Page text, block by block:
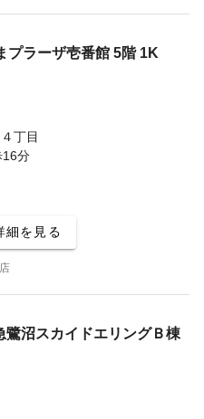
プラーザ壱番館 5階 1K
丁目
16分
細を見る
鷺沼スカイドエリングＢ棟